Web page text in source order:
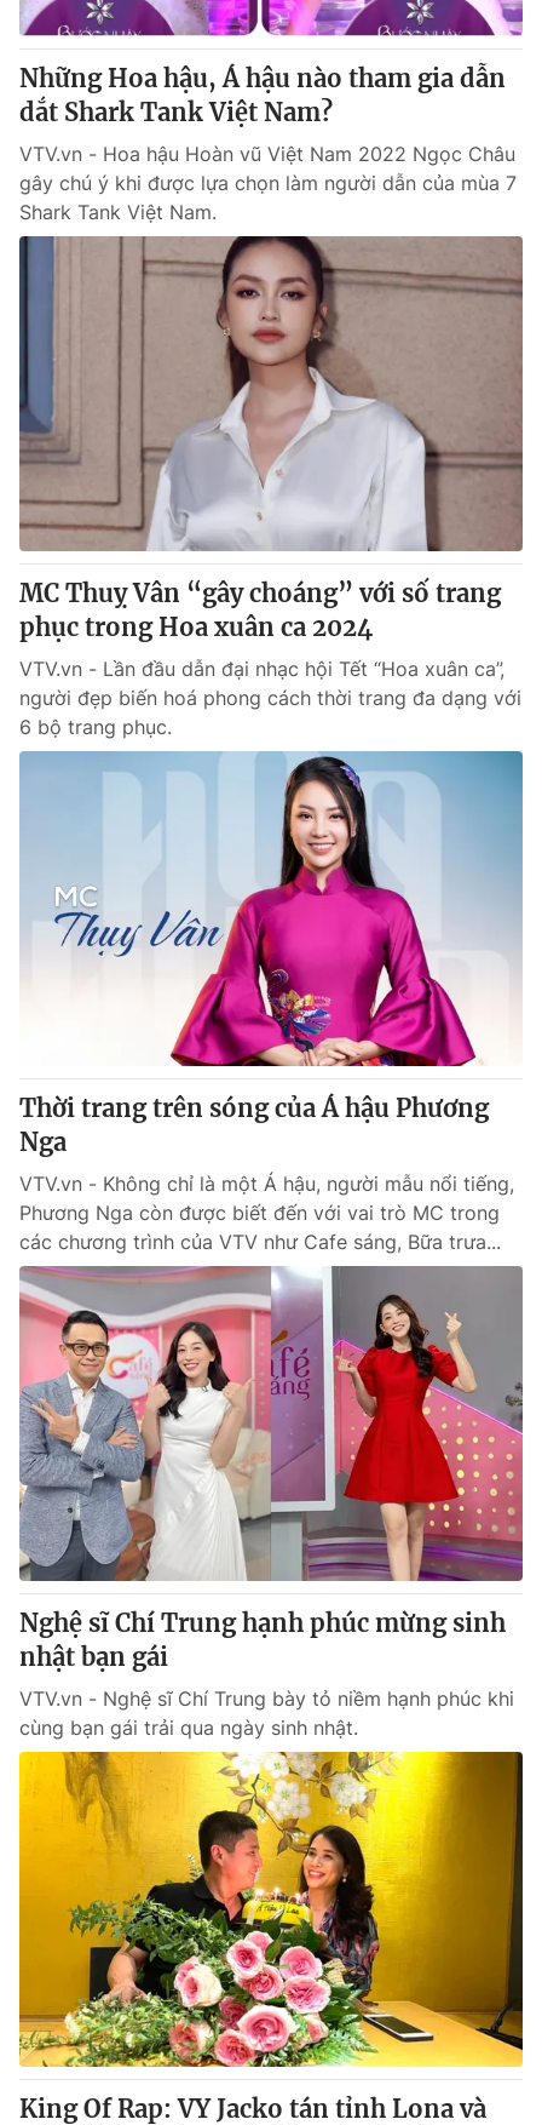
® Cấm sao chép dưới mọi hình thức nếu không có sự chấp
thuận bằng văn bản. Ghi rõ nguồn VTV.vn khi phát hành lại
thông tin từ website này.
Những Hoa hậu, Á hậu nào tham gia dẫn
dắt Shark Tank Việt Nam?
VTV.vn - Hoa hậu Hoàn vũ Việt Nam 2022 Ngọc Châu
gây chú ý khi được lựa chọn làm người dẫn của mùa 7
Shark Tank Việt Nam.
MC Thuỵ Vân “gây choáng” với số trang
phục trong Hoa xuân ca 2024
VTV.vn - Lần đầu dẫn đại nhạc hội Tết “Hoa xuân ca”,
người đẹp biến hoá phong cách thời trang đa dạng với
6 bộ trang phục.
Thời trang trên sóng của Á hậu Phương
Nga
VTV.vn - Không chỉ là một Á hậu, người mẫu nổi tiếng,
Phương Nga còn được biết đến với vai trò MC trong
các chương trình của VTV như Cafe sáng, Bữa trưa...
Nghệ sĩ Chí Trung hạnh phúc mừng sinh
nhật bạn gái
VTV.vn - Nghệ sĩ Chí Trung bày tỏ niềm hạnh phúc khi
cùng bạn gái trải qua ngày sinh nhật.
King Of Rap: VY Jacko tán tỉnh Lona và